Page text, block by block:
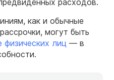
расходов.
как и обычные
могут быть
физических лиц — в